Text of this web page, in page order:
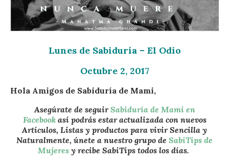
Lunes de Sabiduría – El Odio
Octubre 2, 2017
Hola Amigos de Sabiduría de Mami,
Asegúrate de seguirSabiduría de Mami en
Facebook así podrás estar actualizada con nuevos
Artículos, Listas y productos para vivir Sencilla y
Naturalmente, únete a nuestro grupo de SabiTips de
Mujeres y recibe SabiTips todos los días.